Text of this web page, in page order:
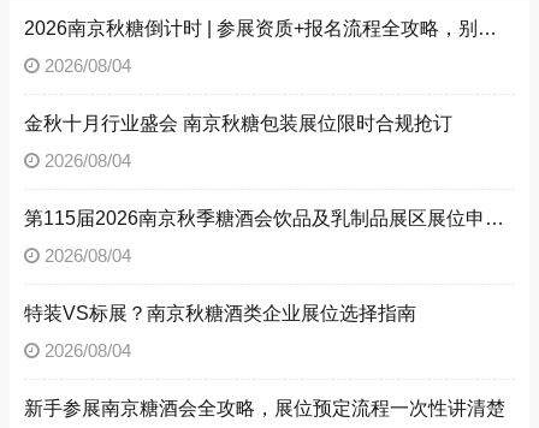
2026南京秋糖倒计时 | 参展资质+报名流程全攻略，别因手续不全错失良机（附材料清单）
2026/08/04
金秋十月行业盛会 南京秋糖包装展位限时合规抢订
2026/08/04
第115届2026南京秋季糖酒会饮品及乳制品展区展位申请技巧
2026/08/04
特装VS标展？南京秋糖酒类企业展位选择指南
2026/08/04
新手参展南京糖酒会全攻略，展位预定流程一次性讲清楚